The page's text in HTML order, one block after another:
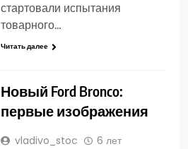
стартовали испытания
товарного…
Читать далее
Новый Ford Bronco:
первые изображения
vladivo_stoc
6 лет